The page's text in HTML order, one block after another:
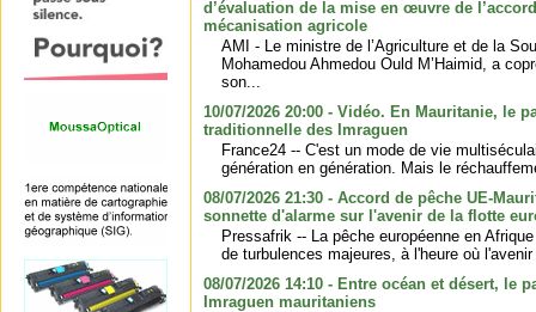
d’évaluation de la mise en œuvre de
mécanisation agricole
AMI - Le ministre de l’Agriculture et de la
Mohamedou Ahmedou Ould M’Haimid, a
son...
10/07/2026 20:00 - Vidéo. En Mauritanie, le
traditionnelle des Imraguen
France24 -- C'est un mode de vie
génération en génération. Mais le
08/07/2026 21:30 - Accord de pêche UE-
sonnette d'alarme sur l'avenir de la flotte
Pressafrik -- La pêche européenne en
de turbulences majeures, à l'heure où
08/07/2026 14:10 - Entre océan et désert, le
Imraguen mauritaniens